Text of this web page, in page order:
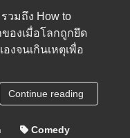
วมถึง How to
ของเมื่อโลกถูกยึด
งจนเกินเหตุเพื่อ
Continue reading
Comedy